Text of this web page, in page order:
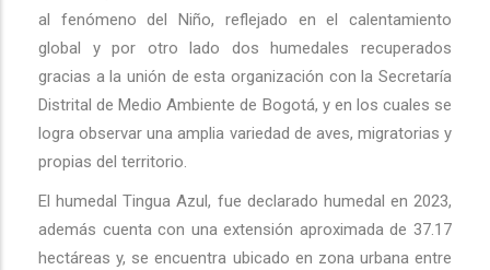
al fenómeno del Niño, reflejado en el calentamiento
global y por otro lado dos humedales recuperados
gracias a la unión de esta organización con la Secretaría
Distrital de Medio Ambiente de Bogotá, y en los cuales se
logra observar una amplia variedad de aves, migratorias y
propias del territorio.
El humedal Tingua Azul, fue declarado humedal en 2023,
además cuenta con una extensión aproximada de 37.17
hectáreas y, se encuentra ubicado en zona urbana entre